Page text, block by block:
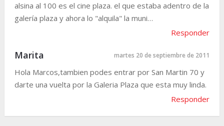
alsina al 100 es el cine plaza. el que estaba adentro de la
galería plaza y ahora lo "alquila" la muni…
Responder
Marita martes 20 de septiembre de 2011
Hola Marcos,tambien podes entrar por San Martin 70 y
darte una vuelta por la Galeria Plaza que esta muy linda.
Responder